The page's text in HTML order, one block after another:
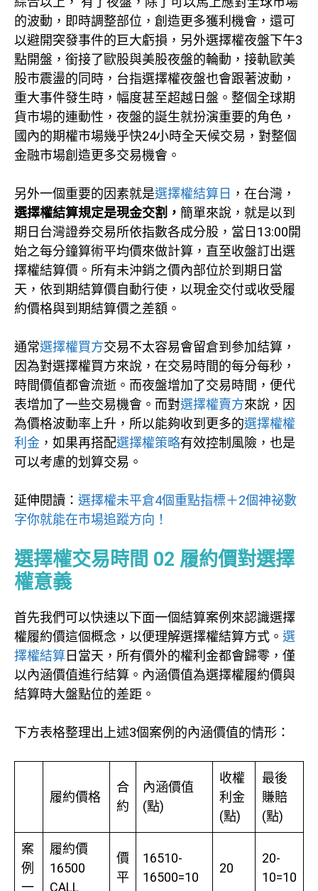
的波動，即時調整部位，創造更多獲利機會，還可
以避開突發事件的巨大虧損，另外選擇權夜盤下午3
點開盤，銜接了歐股與美股夜盤的輪動，接軌歐美
股市震盪的同時，台指選擇權夜盤也會跟著波動，
重大事件發生時，幅度甚至超越日盤。整個全球期
貨市場的連動性，夜盤的誕生就扮演重要的角色，
國內的期權市場幾乎快24小時全天候交易，對整個
金融市場創造更多交易機會。
另外一個重要的因素就是選擇權結算日 ，在台灣，
選擇權結算規定是現金交割， 簡單來說，就是以到
期日台灣證券交易所依指數各成分股，當日13:00開
始之每分鐘算術平均價來做計算，直至收盤訂出選
擇權結算價。所有未沖銷之價內部位於到期日當
天，依到期結算價自動行使，以現金交付或收受履
約價格與到期結算價之差額。
通常選擇權買方交易不太容易會留倉到參加結算，
因為對選擇權買方來說，在交易時間的每分每秒，
時間價值都會流逝。而夜盤增加了交易時間，便代
表增加了一些交易機會。而對選擇權賣方來說，因
為價格波動率上升，所以能夠收到更多的選擇權權
利金 ，如果再搭配選擇權策略有效控制風險，也是
可以考慮的划算交易。
延伸閱讀： 選擇權未平倉4個重點指標＋2個神祕數
字你就能在市場追蹤方向！
選擇權交易時間 02 履約價對選擇
權意義
首先我們可以快速以下面一個結算案例來認識選擇
權履約價這個概念，以便理解選擇權結算方式。 選
擇權結算日當天，所有價外的權利金都會歸零，僅
以內涵價值進行結算。內涵價值為選擇權履約價與
結算時大盤點位的差距。
下方表格整理出上述3個案例的內涵價值的情形：
履約價格
合
約
內涵價值
(點)
收權
利金
(點)
最後
賺賠
(點)
案
例
一
履約價
16500
CALL
價
平
16510-
16500=10
20
20-
10=10